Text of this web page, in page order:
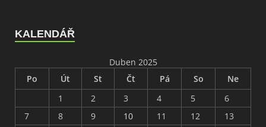
KALENDÁŘ
Duben 2025
Po
Út St Čt Pá So
Ne
1
2 3 4 5
6
7
8 9 10 11 12
13